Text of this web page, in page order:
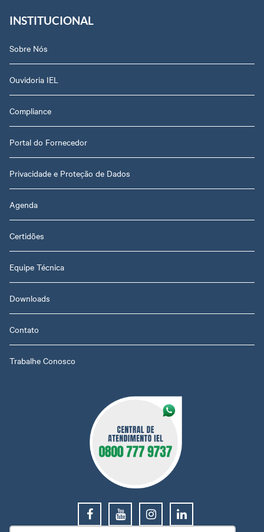
INSTITUCIONAL
Sobre Nós
Ouvidoria IEL
Compliance
Portal do Fornecedor
Privacidade e Proteção de Dados
Agenda
Certidões
Equipe Técnica
Downloads
Contato
Trabalhe Conosco